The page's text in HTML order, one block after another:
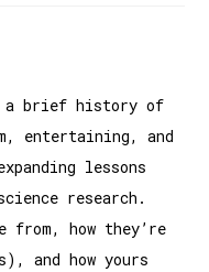
a brief history of
entertaining, and
lessons
research.
from, how they’re
and how yours